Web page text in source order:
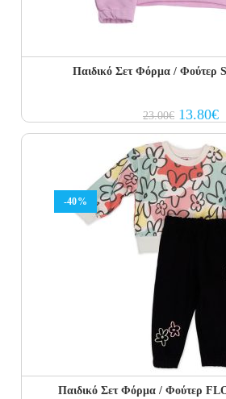
Παιδικό Σετ Φόρμα / Φούτερ
23.00€ Original
price
was:
23.00€.
13.80€
-40%
Παιδικό Σετ Φόρμα / Φούτερ